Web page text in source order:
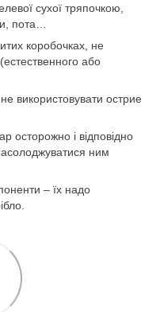
сухої тряпочкою,
пота…
коробочках, не
або
використовувати острие
осторожно і відповідно
ним
– їх надо